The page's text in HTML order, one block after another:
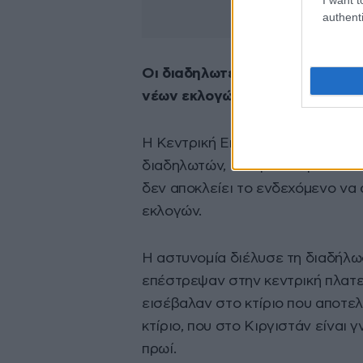
Οι διαδηλωτές ζητούσαν την
νέων εκλογών.
Η Κεντρική Εκλογική Επιτροπή
διαδηλωτών, ενώ μία
δεν αποκλείει το ενδεχόμενο
εκλογών.
Η αστυνομία διέλυσε τη
επέστρεψαν στην κεντρική
εισέβαλαν στο κτίριο που
κτίριο, που στο Κιργιστάν
πρωί.